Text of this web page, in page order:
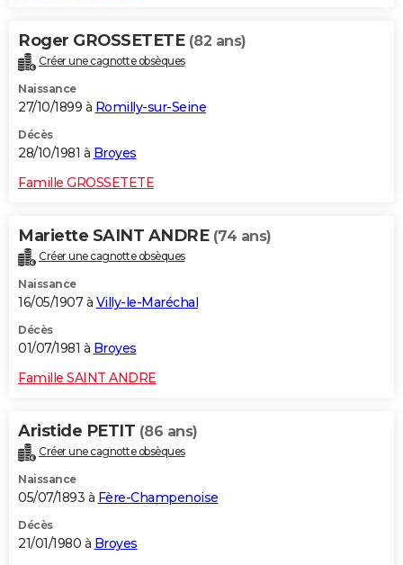
Roger GROSSETETE (82 ans)
Créer une cagnotte obsèques
Naissance
27/10/1899 à Romilly-sur-Seine
Décès
28/10/1981 à Broyes
Famille GROSSETETE
Mariette SAINT ANDRE (74 ans)
Créer une cagnotte obsèques
Naissance
16/05/1907 à Villy-le-Maréchal
Décès
01/07/1981 à Broyes
Famille SAINT ANDRE
Aristide PETIT (86 ans)
Créer une cagnotte obsèques
Naissance
05/07/1893 à Fère-Champenoise
Décès
21/01/1980 à Broyes